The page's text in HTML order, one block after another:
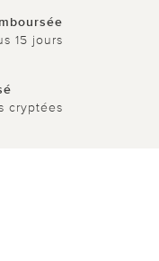
15 jours
cryptées